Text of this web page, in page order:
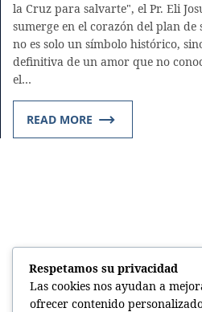
la Cruz para salvarte", el Pr. Eli
sumerge en el corazón del plan
no es solo un símbolo histórico,
definitiva de un amor que no
el…
READ MORE
Respetamos su privacidad
Las cookies nos ayudan a
ofrecer contenido